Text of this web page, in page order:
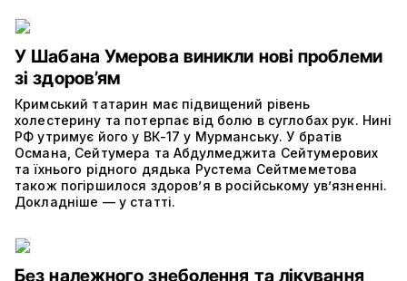
У Шабана Умерова виникли нові проблеми
зі здоров’ям
Кримський татарин має підвищений рівень
холестерину та потерпає від болю в суглобах рук. Нині
РФ утримує його у ВК-17 у Мурманську. У братів
Османа, Сейтумера та Абдулмеджита Сейтумерових
та їхнього рідного дядька Рустема Сейтмеметова
також погіршилося здоров’я в російському ув’язненні.
Докладніше — у статті.
Без належного знеболення та лікування